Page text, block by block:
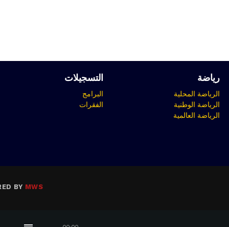
رياضة
الرياضة المحلية
الرياضة الوطنية
الرياضة العالمية
التسجيلات
البرامج
الفقرات
BY MWS